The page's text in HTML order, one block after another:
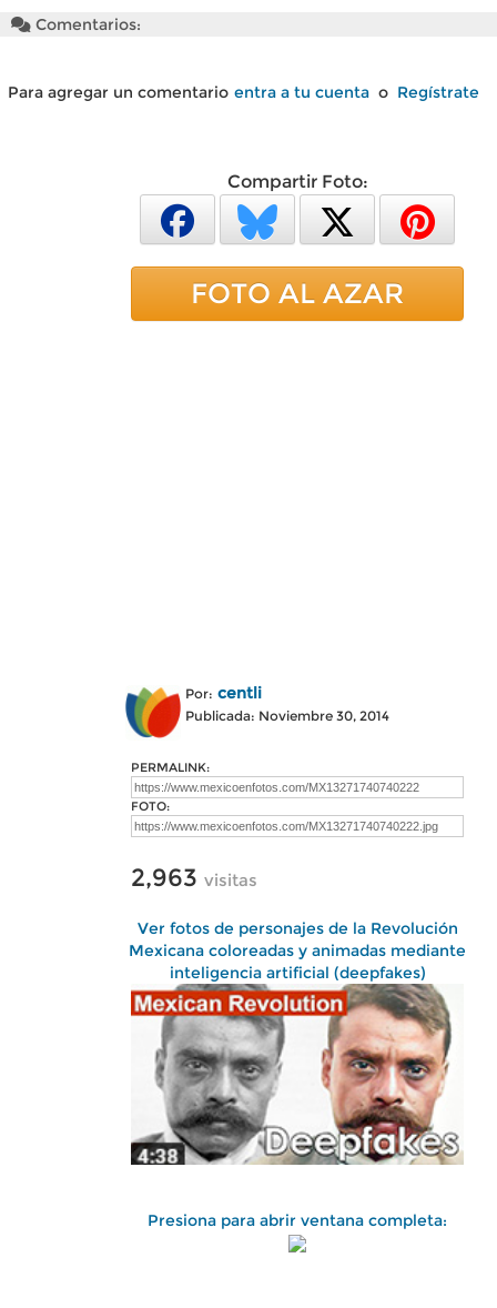
Comentarios:
Para agregar un comentario entra a tu cuenta o Regístrate
Compartir Foto:
FOTO AL AZAR
Por: centli
Publicada: Noviembre 30, 2014
PERMALINK:
FOTO:
2,963 visitas
Ver fotos de personajes de la Revolución
Mexicana coloreadas y animadas mediante
inteligencia artificial (deepfakes)
Presiona para abrir ventana completa: